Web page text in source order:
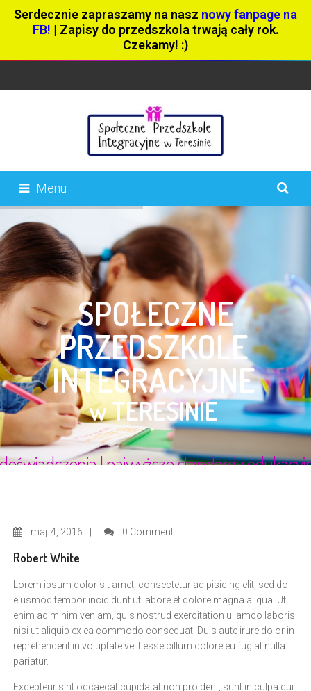
Serdecznie zapraszamy na nasz nowy fanpage na
FB! | Zapisy do przedszkola trwają cały rok.
Czekamy! :)
Menu
maj 4, 2016 0 Comment
Robert White
Lorem ipsum dolor sit amet, consectetur adipisicing elit, sed do
eiusmod tempor incididunt ut labore et dolore magna aliqua. Ut
enim ad minim veniam, quis nostrud exercitation ullamco laboris
nisi ut aliquip ex ea commodo consequat. Duis aute irure dolor in
reprehenderit in voluptate velit esse cillum dolore eu fugiat nulla
pariatur.
Excepteur sint occaecat cupidatat non proident, sunt in culpa qui